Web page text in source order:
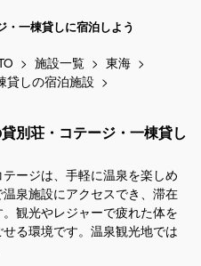
・一棟貸しに宿泊しよう
施設一覧
東海
貸しの宿泊施設
別荘・コテージ・一棟貸し
ージは、手軽に温泉を楽しめ
泉施設にアクセスでき、滞在
観光やレジャーで疲れた体を
る環境です。温泉観光地では